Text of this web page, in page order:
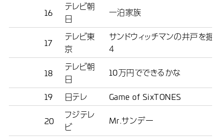
16
テレビ朝
日
一泊家族
17
テレビ東
京
サンドウィッチマンの井戸を掘
４
18
テレビ朝
日
10万円でできるかな
19 日テレ Game of SixTONES
20
フジテレ
ビ
Mr.サンデー